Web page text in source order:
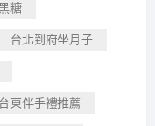
糖
台北到府坐月子
台東伴手禮推薦